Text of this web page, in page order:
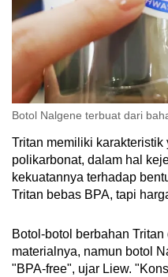
Botol Nalgene terbuat dari
Tritan memiliki karakteristik
polikarbonat, dalam hal
kekuatannya terhadap
Tritan bebas BPA, tapi
Botol-botol berbahan
materialnya, namun botol
"BPA-free", ujar Liew.